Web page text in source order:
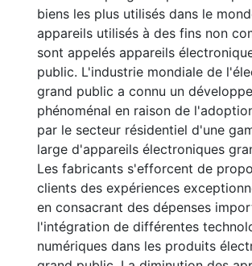
biens les plus utilisés dans le
appareils utilisés à des fins non
sont appelés appareils
public. L'industrie mondiale de
grand public a connu un
phénoménal en raison de
par le secteur résidentiel d'une
large d'appareils électroniques
Les fabricants s'efforcent de
clients des expériences
en consacrant des dépenses
l'intégration de différentes
numériques dans les produits